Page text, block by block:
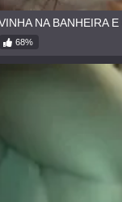
NA BANHEIRA
68%